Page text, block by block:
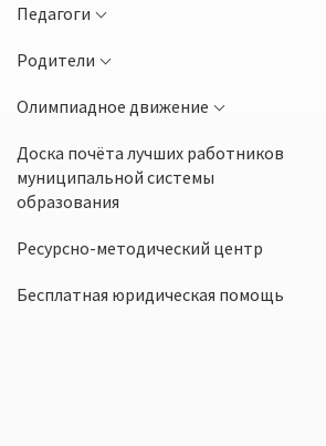
Педагоги
Родители
Олимпиадное движение
Доска почёта лучших работников
муниципальной системы
образования
Ресурсно-методический центр
Бесплатная юридическая помощь